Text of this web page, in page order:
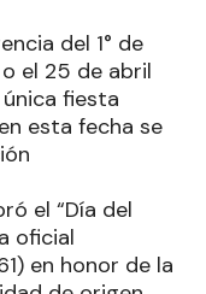
del 1° de
el 25 de abril
única fiesta
esta fecha se
el “Día del
oficial
en honor de la